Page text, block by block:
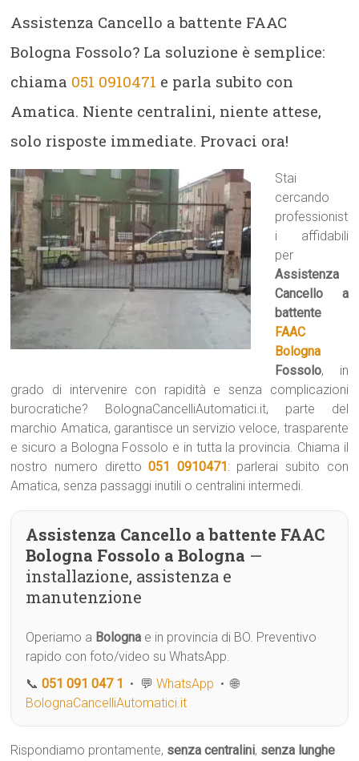
Assistenza Cancello a battente FAAC
Bologna Fossolo? La soluzione è semplice:
chiama 051 0910471 e parla subito con
Amatica. Niente centralini, niente attese,
solo risposte immediate. Provaci ora!
Stai
cercando
professionist
i affidabili
per
Assistenza
Cancello a
battente
FAAC
Bologna
Fossolo, in
grado di intervenire con rapidità e senza complicazioni
burocratiche? BolognaCancelliAutomatici.it, parte del
marchio Amatica, garantisce un servizio veloce, trasparente
e sicuro a Bologna Fossolo e in tutta la provincia. Chiama il
nostro numero diretto051 0910471: parlerai subito con
Amatica, senza passaggi inutili o centralini intermedi.
Assistenza Cancello a battente FAAC
Bologna Fossolo a Bologna —
installazione, assistenza e
manutenzione
Operiamo a Bologna e in provincia di BO. Preventivo
rapido con foto/video su WhatsApp.
📞051 091 047 1 • 💬WhatsApp • 🌐
BolognaCancelliAutomatici.it
Rispondiamo prontamente, senza centralini, senza lunghe